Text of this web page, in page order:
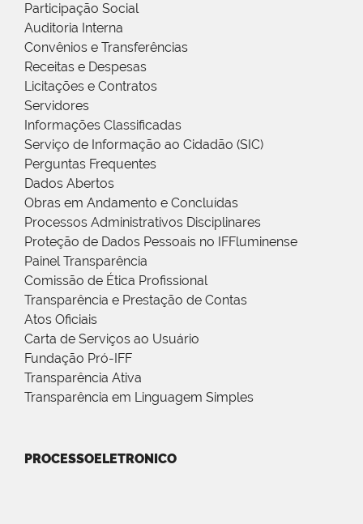
Participação Social
Auditoria Interna
Convênios e Transferências
Receitas e Despesas
Licitações e Contratos
Servidores
Informações Classificadas
Serviço de Informação ao Cidadão (SIC)
Perguntas Frequentes
Dados Abertos
Obras em Andamento e Concluídas
Processos Administrativos Disciplinares
Proteção de Dados Pessoais no IFFluminense
Painel Transparência
Comissão de Ética Profissional
Transparência e Prestação de Contas
Atos Oficiais
Carta de Serviços ao Usuário
Fundação Pró-IFF
Transparência Ativa
Transparência em Linguagem Simples
PROCESSOELETRONICO